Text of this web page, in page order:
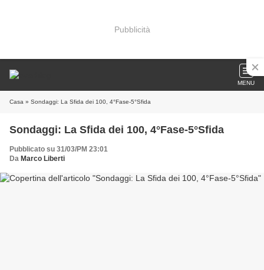
Pubblicità
MENU
Casa » Sondaggi: La Sfida dei 100, 4°Fase-5°Sfida
Sondaggi: La Sfida dei 100, 4°Fase-5°Sfida
Pubblicato su 31/03/PM 23:01
Da Marco Liberti